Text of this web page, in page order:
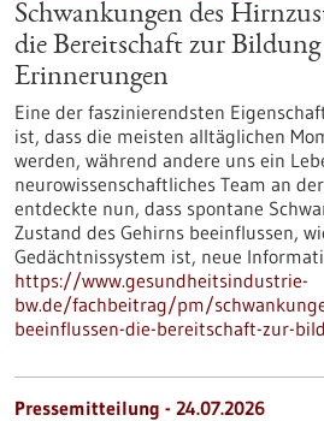
Schwankungen des
die Bereitschaft zur
Erinnerungen
Eine der faszinierendsten
ist, dass die meisten alltäglichen
werden, während andere uns ein
neurowissenschaftliches Team an
entdeckte nun, dass spontane
Zustand des Gehirns beeinflussen,
Gedächtnissystem ist, neue
https://www.gesundheitsindustrie-
bw.de/fachbeitrag/pm/
beeinflussen-die-bereitschaft-zur-
Pressemitteilung - 24.07.2026